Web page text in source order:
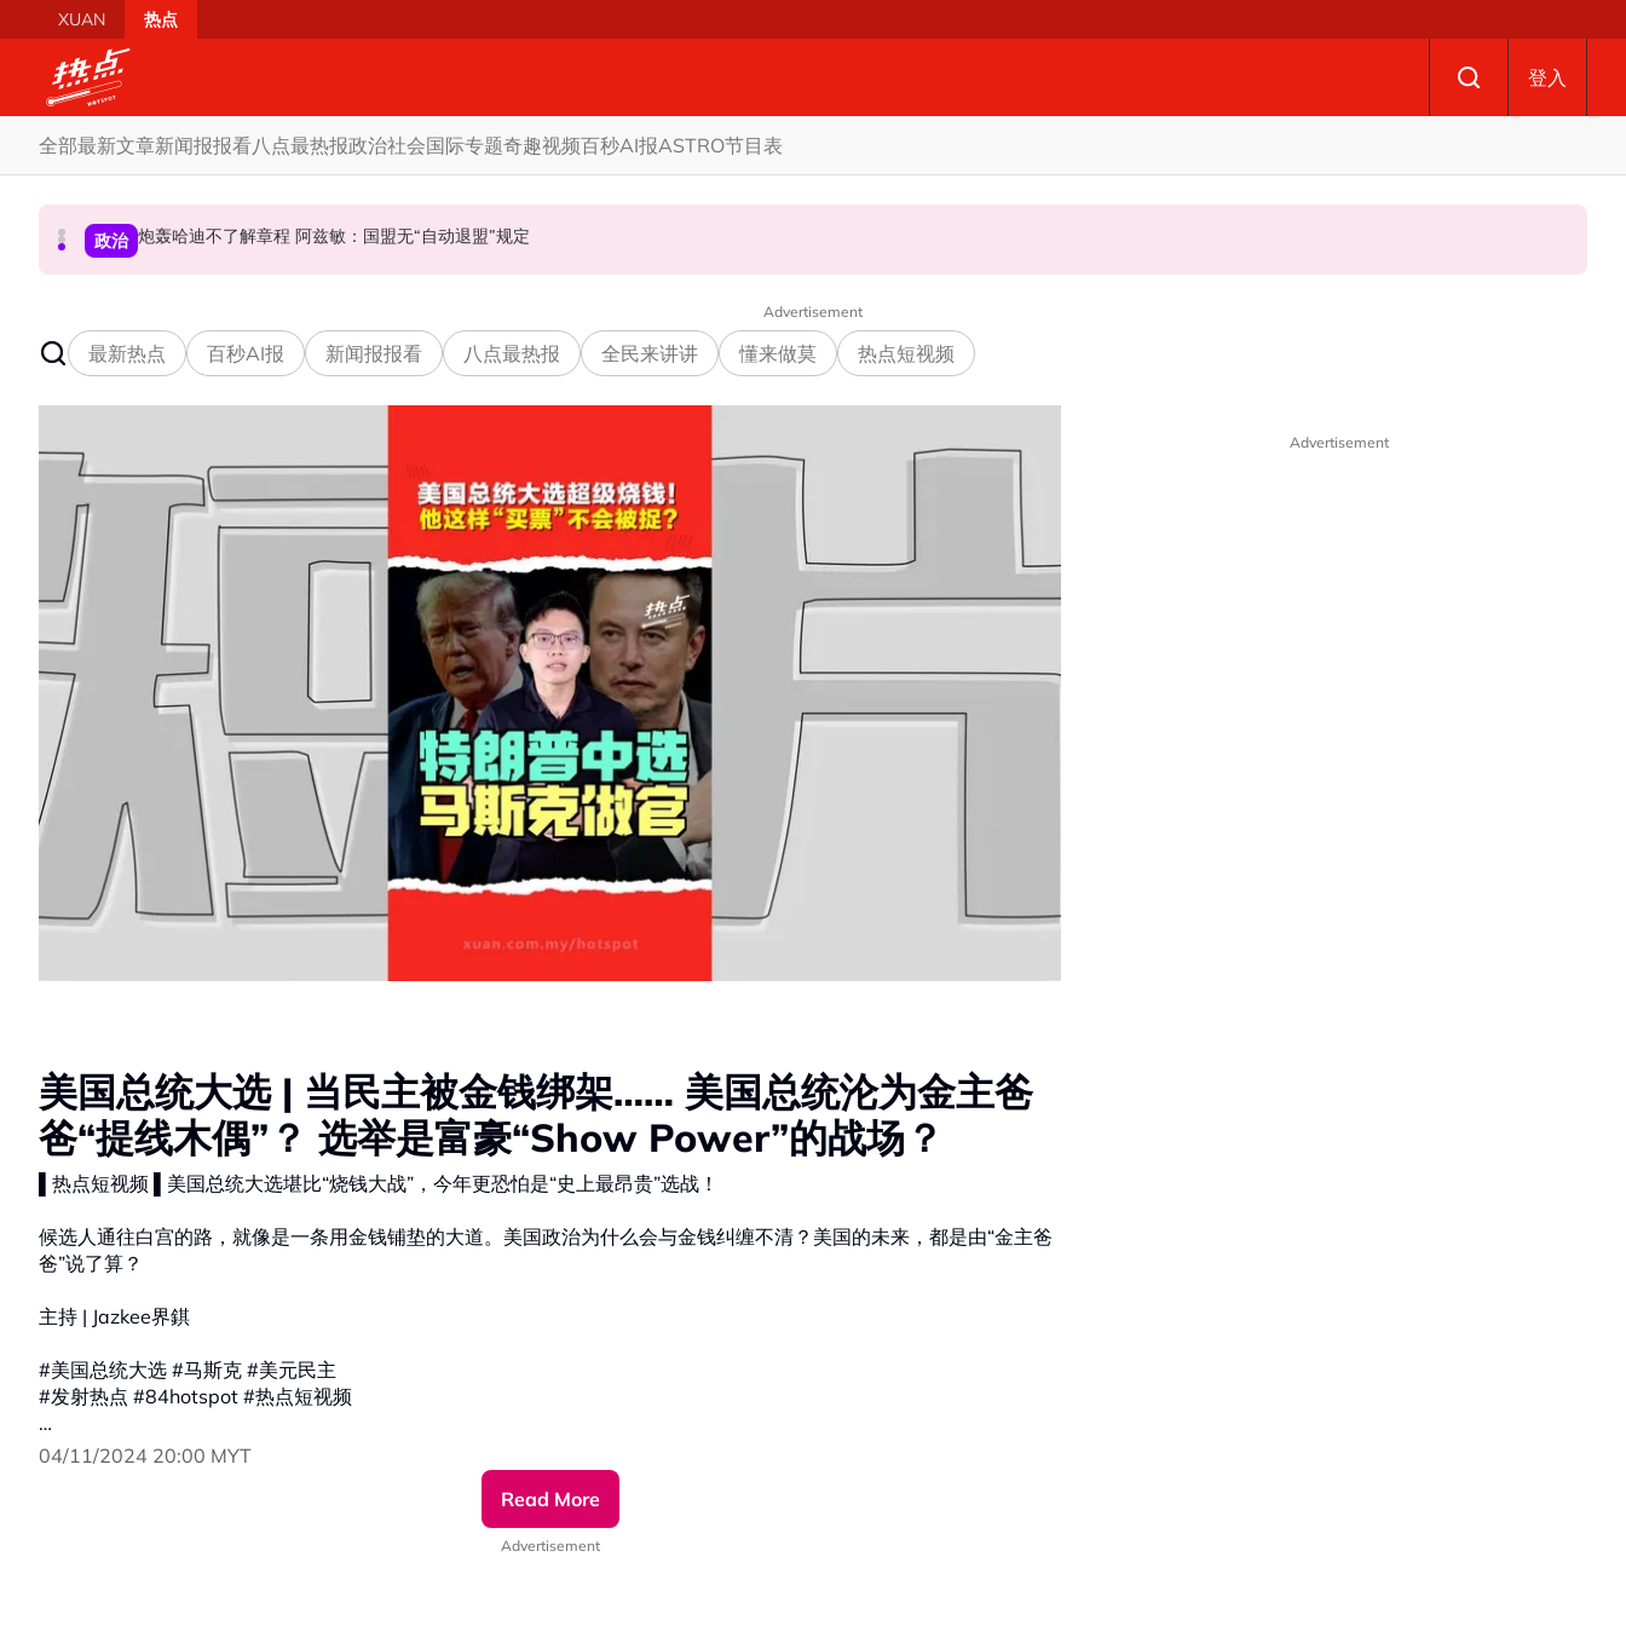
Skip to main content
XUAN 热点
登入
全部最新文章新闻报报看八点最热报政治社会国际专题奇趣视频百秒AI报ASTRO节目表
社会 黑木山关卡粉色行李箱引发炸弹惊魂 警方: 将调监控追查行李箱主人
国际 泰校园枪击案酿8师生亡 枪手疑遭长期遭霸凌成导火索
政治 炮轰哈迪不了解章程 阿兹敏：国盟无“自动退盟”规定
Advertisement
最新热点 百秒AI报 新闻报报看 八点最热报 全民来讲讲 懂来做莫 热点短视频
美国总统大选 | 当民主被金钱绑架…… 美国总统沦为金主爸
爸“提线木偶”？ 选举是富豪“Show Power”的战场？
▌热点短视频 ▌美国总统大选堪比“烧钱大战”，今年更恐怕是“史上最昂贵”选战！
候选人通往白宫的路，就像是一条用金钱铺垫的大道。美国政治为什么会与金钱纠缠不清？美国的未来，都是由“金主爸
爸”说了算？
主持 | Jazkee界錤
#美国总统大选 #马斯克 #美元民主
#发射热点 #84hotspot #热点短视频
更多新闻资讯看这里 ▹ https://xuan.com.my/hotspot
04/11/2024 20:00 MYT
Read More
Advertisement
Advertisement